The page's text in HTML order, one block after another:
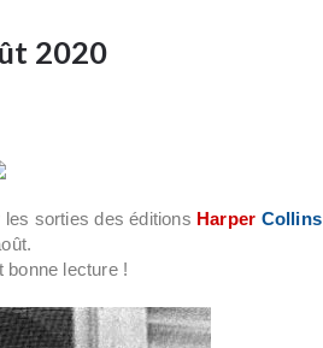
2020
les sorties des éditions Harper Collins
bonne lecture !